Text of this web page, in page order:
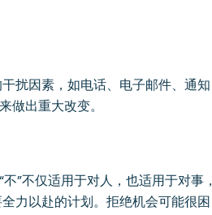
扰因素，如电话、电子邮件、通知
做出重大改变。
”不仅适用于对人，也适用于对事，
力以赴的计划。拒绝机会可能很困